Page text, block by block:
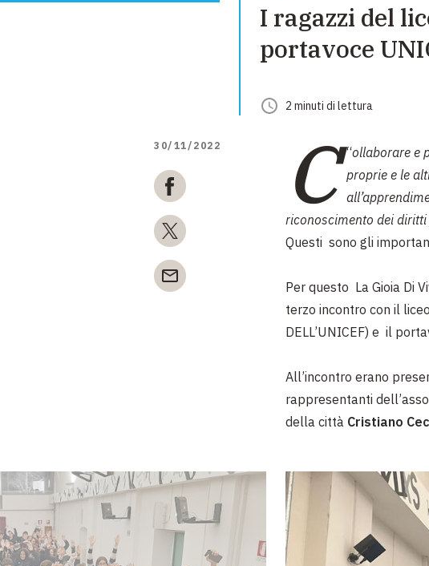
GRANDI
I ragazzi del
portavoce
2 minuti di lettura
30/11/2022 “
C
ollaborare e
proprie e le
riconoscimento dei
Questi sono gli
Per questo La Gioia Di
terzo incontro con il
DELL’UNICEF) e il
All’incontro erano
rappresentanti
della città Cristiano